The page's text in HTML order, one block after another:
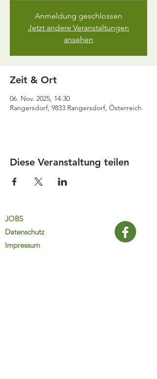
Anmeldung geschlossen
Jetzt andere Veranstaltungen
ansehen
Zeit & Ort
06. Nov. 2025, 14:30
Rangersdorf, 9833 Rangersdorf, Österreich
Diese Veranstaltung teilen
JOBS
Datenschutz
Impressum